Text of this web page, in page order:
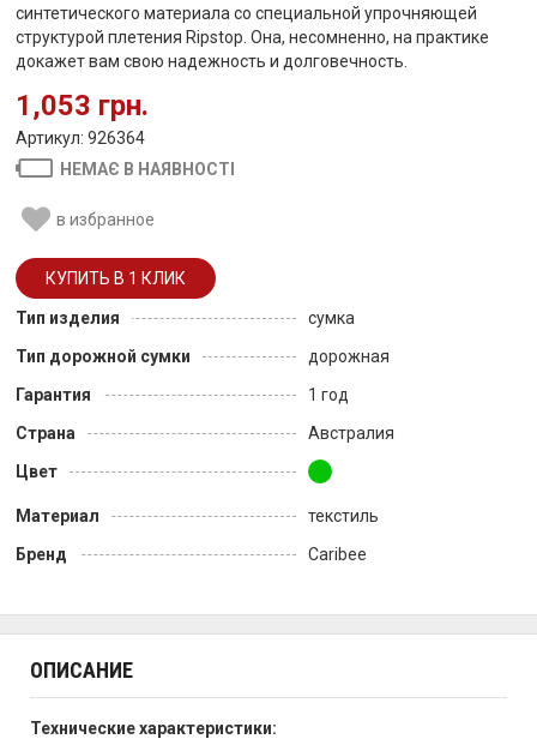
синтетического материала со специальной упрочняющей
структурой плетения Ripstop. Она, несомненно, на практике
докажет вам свою надежность и долговечность.
1,053 грн.
Артикул: 926364
НЕМАЄ В НАЯВНОСТІ
в избранное
Тип изделия
сумка
Тип дорожной сумки
дорожная
Гарантия
1 год
Страна
Австралия
Цвет
Материал
текстиль
Бренд
Caribee
ОПИСАНИЕ
Технические характеристики: